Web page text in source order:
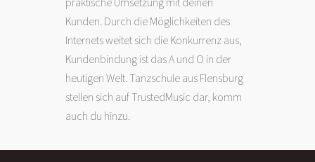
Kunden. Durch die Möglichkeiten des
Internets weitet sich die Konkurrenz aus,
Kundenbindung ist das A und O in der
heutigen Welt. Tanzschule aus Flensburg
stellen sich auf TrustedMusic dar, komm
auch du hinzu.